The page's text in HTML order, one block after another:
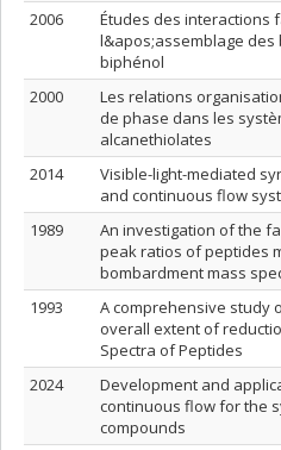
2006
Études des interactions
l&apos;assemblage
biphénol
2000
Les relations
de phase dans les
alcanethiolates
2014
Visible-light-mediated
and continuous flow
1989
An investigation of the
peak ratios of peptides
bombardment mass
1993
A comprehensive study
overall extent of
Spectra of Peptides
2024
Development and
continuous flow for the
compounds